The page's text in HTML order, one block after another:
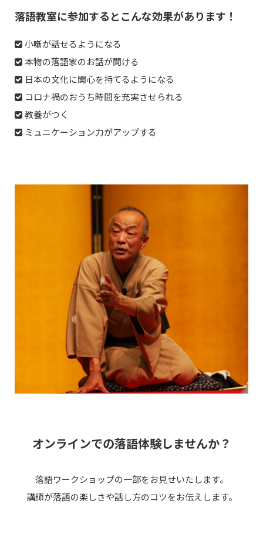
落語教室に参加するとこんな効果があります！
小噺が話せるようになる
本物の落語家のお話が聞ける
日本の文化に関心を持てるようになる
コロナ禍のおうち時間を充実させられる
教養がつく
ミュニケーション力がアップする
オンラインでの落語体験しませんか？
落語ワークショップの一部をお見せいたします。
講師が落語の楽しさや話し方のコツをお伝えします。